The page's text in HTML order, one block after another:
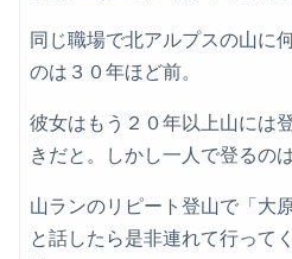
同じ職場で北アルプスの山に
のは３０年ほど前。
彼女はもう２０年以上山には
きだと。しかし一人で登るの
山ランのリピート登山で「大
と話したら是非連れて行って